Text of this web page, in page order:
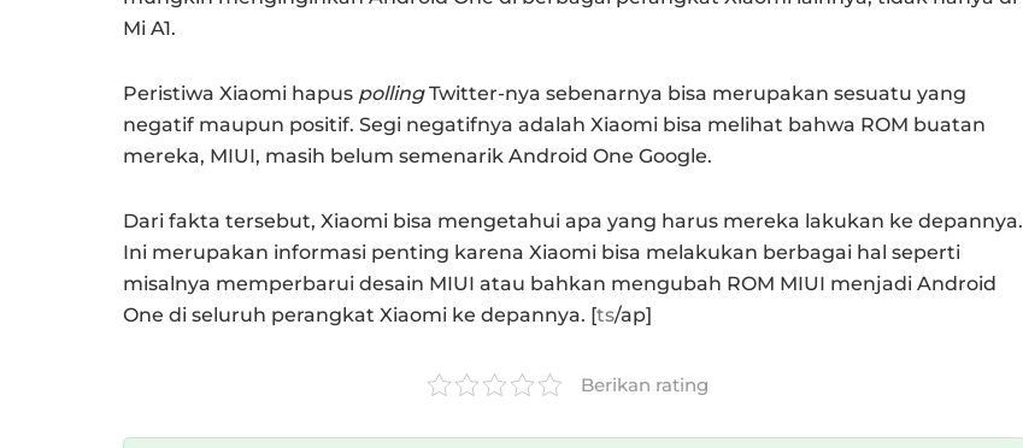
Mi A1.
Peristiwa Xiaomi hapus pollingTwitter-nya sebenarnya bisa merupakan sesuatu yang
negatif maupun positif. Segi negatifnya adalah Xiaomi bisa melihat bahwa ROM buatan
mereka, MIUI, masih belum semenarik Android One Google.
Dari fakta tersebut, Xiaomi bisa mengetahui apa yang harus mereka lakukan ke depannya.
Ini merupakan informasi penting karena Xiaomi bisa melakukan berbagai hal seperti
misalnya memperbarui desain MIUI atau bahkan mengubah ROM MIUI menjadi Android
One di seluruh perangkat Xiaomi ke depannya. [ts/ap]
Berikan rating